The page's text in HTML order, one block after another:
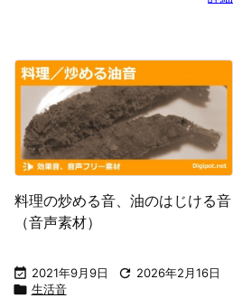
料理の炒める音、油のはじける音
（音声素材）
 2021年9月9日  2026年2月16日
 生活音